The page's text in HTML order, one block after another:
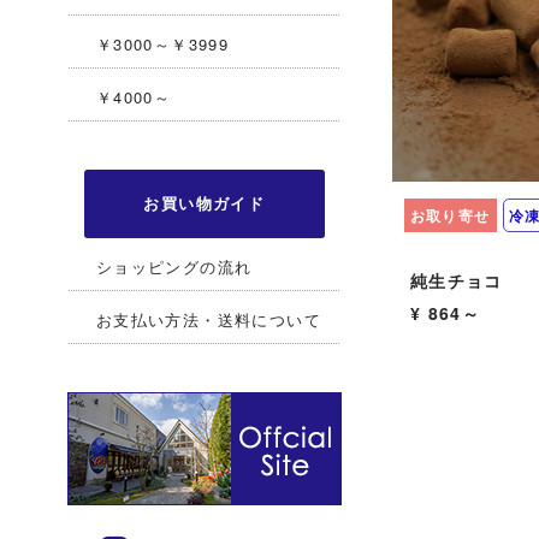
￥3000～￥3999
￥4000～
お買い物ガイド
ショッピングの流れ
お支払い方法・送料について
お取り寄せ 冷
純生チョコ
¥ 864～